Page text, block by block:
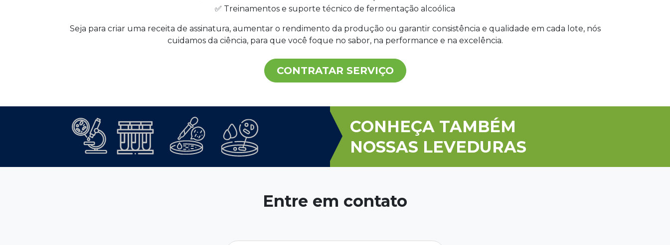
✅ Treinamentos e suporte técnico de fermentação alcoólica
Seja para criar uma receita de assinatura, aumentar o rendimento da produção ou garantir consistência e qualidade em cada lote, nós
cuidamos da ciência, para que você foque no sabor, na performance e na excelência.
CONTRATAR SERVIÇO
CONHEÇA TAMBÉM
NOSSAS LEVEDURAS
Entre em contato